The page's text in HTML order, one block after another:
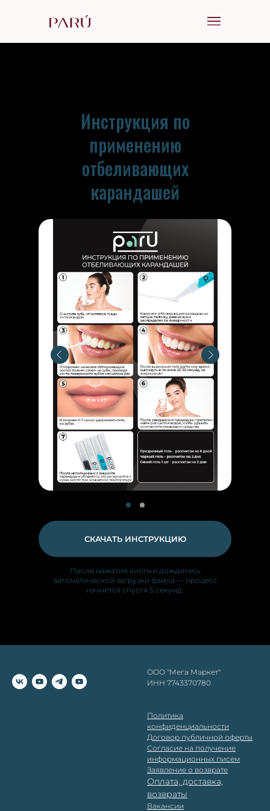
После нажатия кнопки дождитесь
автоматической загрузки файла — процесс
начнётся спустя 5 секунд.
Инструкция по
применению
отбеливающих
карандашей
СКАЧАТЬ ИНСТРУКЦИЮ
ООО "Мега Маркет"
ИНН 7743370780
Политика
конфиденциальности
Договор публичной оферты
Согласие на получение
информационных писем
Заявление о возврате
Оплата, доставка,
возвраты
Вакансии